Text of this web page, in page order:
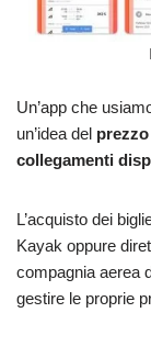
Un’app che
un’idea del
collegamenti
L’acquisto dei
Kayak oppure
compagnia aerea
gestire le proprie